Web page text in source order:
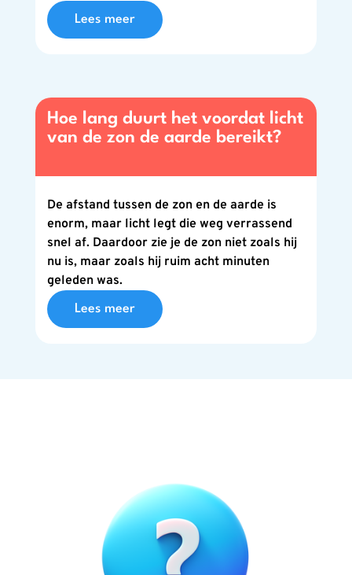
Lees meer
Hoe lang duurt het voordat licht
van de zon de aarde bereikt?
De afstand tussen de zon en de aarde is
enorm, maar licht legt die weg verrassend
snel af. Daardoor zie je de zon niet zoals hij
nu is, maar zoals hij ruim acht minuten
geleden was.
Lees meer